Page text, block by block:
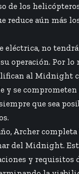
de los
reduce aún más
eléctrica, no
operación. Por lo
al Midnight
y se
que sea
Archer
del Midnight.
y requisitos